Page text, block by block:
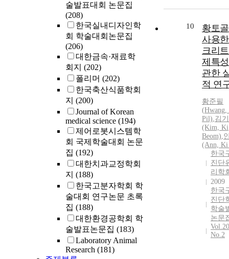
술발표대회 논문집
(208)
한국실내디자인학
회 학술대회논문집
(206)
대한금속·재료학
회지 (202)
폴리머 (202)
한국축산식품학회
지 (200)
Journal of Korean
medical science (194)
제어로봇시스템학
회 국제학술대회 논문
집 (192)
대한치과교정학회
지 (188)
한국고분자학회 학
술대회 연구논문 초록
집 (188)
대한환경공학회 학
술발표논문집 (183)
Laboratory Animal
Research (181)
10
황토
사용
크리
제특
관한
적 연
황준필
(Hwang,
Pil),김
(Kim, Ki
Beom),
(Ann, Ki
한국
진단
리학
2009
한국
진단
학술
논문
No.2